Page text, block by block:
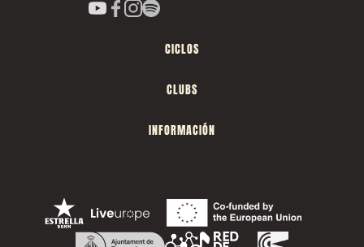
CICLOS
CLUBS
INFORMACIÓN